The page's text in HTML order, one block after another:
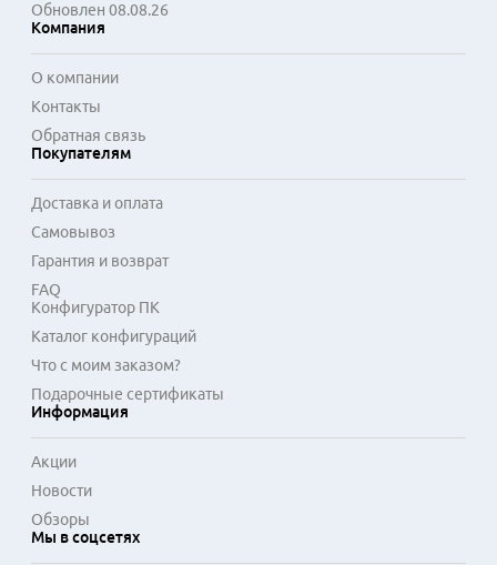
Обновлен 08.08.26
Компания
О компании
Контакты
Обратная связь
Покупателям
Доставка и оплата
Самовывоз
Гарантия и возврат
FAQ
Конфигуратор ПК
Каталог конфигураций
Что с моим заказом?
Подарочные сертификаты
Информация
Акции
Новости
Обзоры
Мы в соцсетях